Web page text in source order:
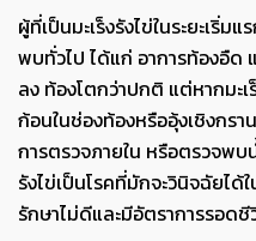
ผู้ที่เป็นมะเร็งรังไข่ในระยะเริ่
พบทั่วไป ได้แก่ อาการท้องอืด
ลง ท้องโตกว่าปกติ แต่หากมะ
ก้อนในช่องท้องหรืออุ้งเชิงกร
การตรวจภายใน หรือตรวจพบ
รังไข่เป็นโรคที่มักจะวินิจฉัยได้
รักษาไม่ดีและมีอัตราการรอด